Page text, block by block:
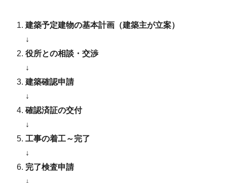
建築予定建物の基本計画（建築主が立案）
↓
役所との相談・交渉
↓
建築確認申請
↓
確認済証の交付
↓
工事の着工～完了
↓
完了検査申請
↓